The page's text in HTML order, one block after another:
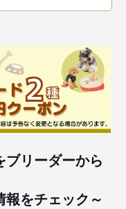
ブリーダーから
報をチェック～